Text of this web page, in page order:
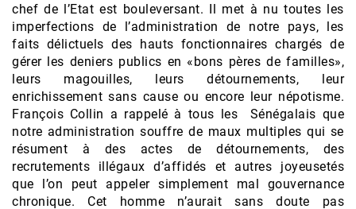
chef de l’Etat est bouleversant. Il met à nu toutes les
imperfections de l’administration de notre pays, les
faits délictuels des hauts fonctionnaires chargés de
gérer les deniers publics en «bons pères de familles»,
leurs magouilles, leurs détournements, leur
enrichissement sans cause ou encore leur népotisme.
François Collin a rappelé à tous les Sénégalais que
notre administration souffre de maux multiples qui se
résument à des actes de détournements, des
recrutements illégaux d’affidés et autres joyeusetés
que l’on peut appeler simplement mal gouvernance
chronique. Cet homme n’aurait sans doute pas